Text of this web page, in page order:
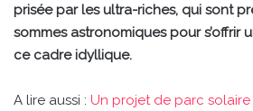
prisée par les ultra-riches, qui sont
sommes astronomiques pour s’offrir
ce cadre idyllique.
A lire aussi : Un projet de parc